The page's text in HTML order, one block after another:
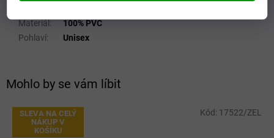
Mohlo by se vám líbit
SLEVA NA CELÝ
NÁKUP V
KOŠÍKU
Kód: 17522/ZEL
Materiál :
100% PVC
Pohlaví: Unisex